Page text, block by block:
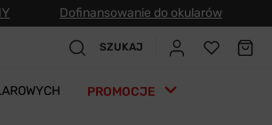
Dofinansowanie do okularów
SZUKAJ
PROMOCJE